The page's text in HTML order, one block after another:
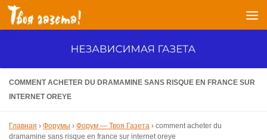
Перейти к содержимому
COMMENT ACHETER DU DRAMAMINE SANS RISQUE EN FRANCE SUR
INTERNET OREYE
Главная › Форумы › Форум — Твоя Газета › comment acheter du
dramamine sans risque en france sur internet oreye